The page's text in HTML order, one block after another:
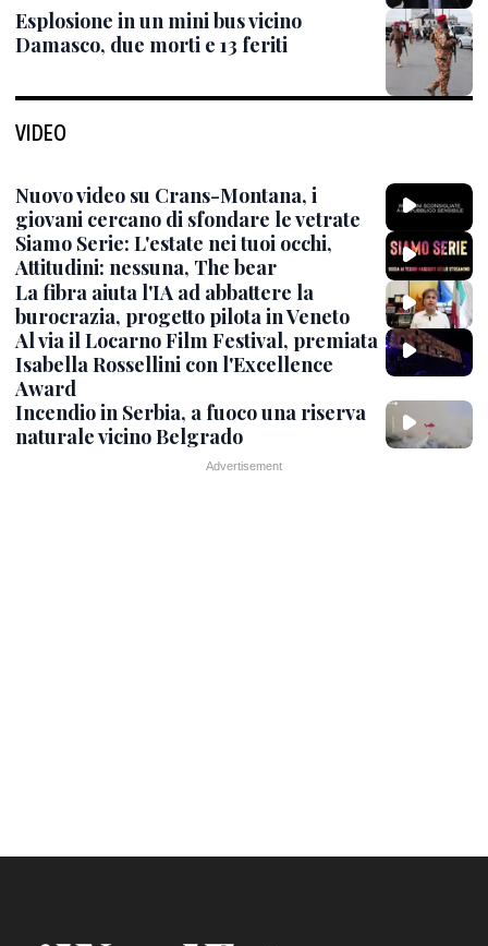
Esplosione in un mini bus vicino
Damasco, due morti e 13 feriti
VIDEO
Nuovo video su Crans-Montana, i
giovani cercano di sfondare le vetrate
Siamo Serie: L'estate nei tuoi occhi,
Attitudini: nessuna, The bear
La fibra aiuta l'IA ad abbattere la
burocrazia, progetto pilota in Veneto
Al via il Locarno Film Festival, premiata
Isabella Rossellini con l'Excellence
Award
Incendio in Serbia, a fuoco una riserva
naturale vicino Belgrado